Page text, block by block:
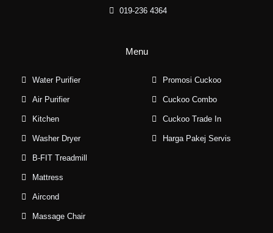
019-236 4364
Menu
Water Purifier
Air Purifier
Kitchen
Washer Dryer
B-FIT Treadmill
Mattress
Aircond
Massage Chair
Promosi Cuckoo
Cuckoo Combo
Cuckoo Trade In
Harga Pakej Servis